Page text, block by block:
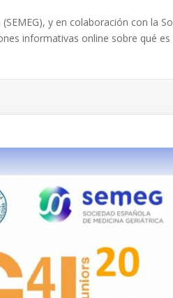
y en colaboración con la
informativas online sobre qué